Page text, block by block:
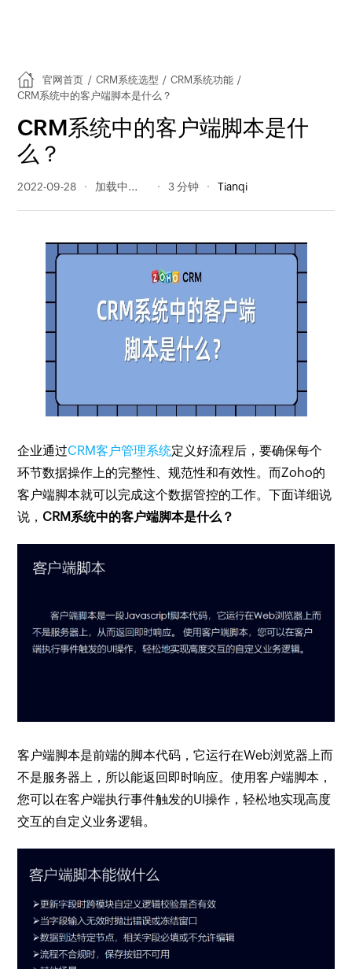
官网首页 / CRM系统选型 / CRM系统功能 /
CRM系统中的客户端脚本是什么？
CRM系统中的客户端脚本是什
么？
2022-09-28 425 阅读量 3 分钟 Tianqi
企业通过CRM客户管理系统定义好流程后，要确保每个
环节数据操作上的完整性、规范性和有效性。而Zoho的
客户端脚本就可以完成这个数据管控的工作。下面详细说
说， CRM系统中的客户端脚本是什么？
客户端脚本是前端的脚本代码，它运行在Web浏览器上而
不是服务器上，所以能返回即时响应。使用客户端脚本，
您可以在客户端执行事件触发的UI操作，轻松地实现高度
交互的自定义业务逻辑。